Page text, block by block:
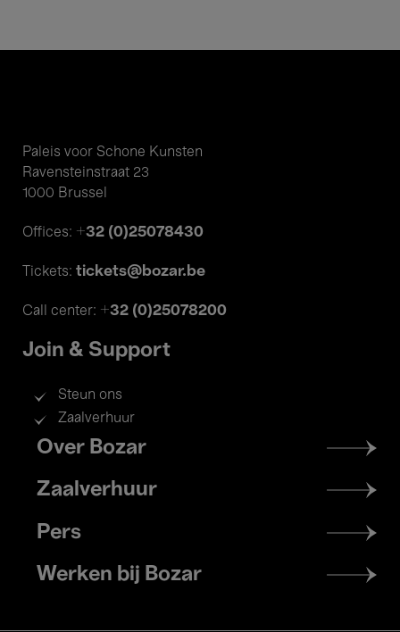
Paleis voor Schone Kunsten
Ravensteinstraat 23
1000 Brussel
Offices: +32 (0)25078430
Tickets: tickets@bozar.be
Call center: +32 (0)25078200
Join & Support
Steun ons
Zaalverhuur
Footer
menu
Over Bozar
Zaalverhuur
Pers
Werken bij Bozar